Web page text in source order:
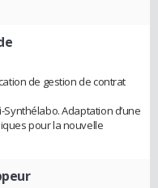
de gestion de contrat
Adaptation d’une
pour la nouvelle